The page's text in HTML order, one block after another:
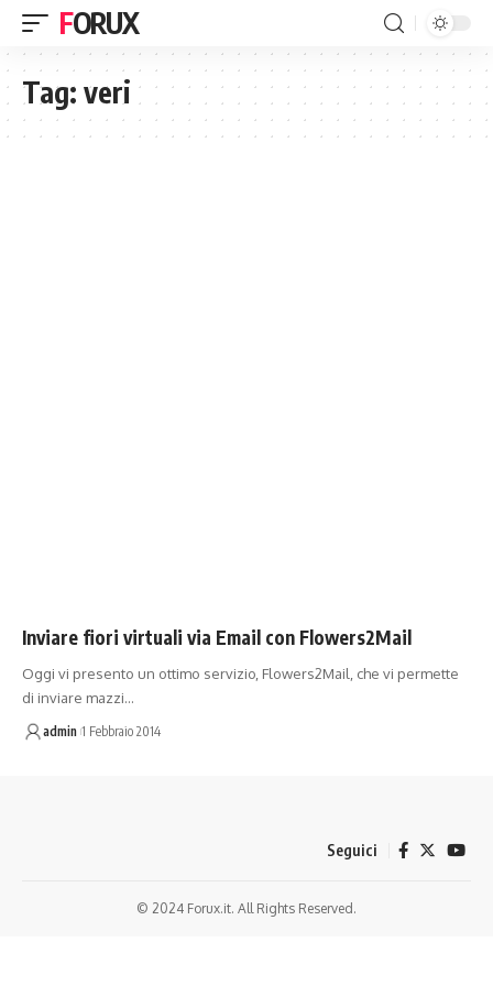
FORUX
Tag: veri
Inviare fiori virtuali via Email con Flowers2Mail
Oggi vi presento un ottimo servizio, Flowers2Mail, che vi permette
di inviare mazzi…
admin 1 Febbraio 2014
Seguici
© 2024 Forux.it. All Rights Reserved.